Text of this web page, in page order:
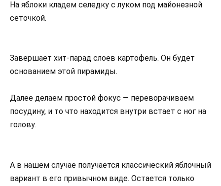
На яблоки кладем селедку с луком под майонезной
сеточкой.
Завершает хит-парад слоев картофель. Он будет
основанием этой пирамиды.
Далее делаем простой фокус — переворачиваем
посудину, и то что находится внутри встает с ног на
голову.
А в нашем случае получается классический яблочный
вариант в его привычном виде. Остается только